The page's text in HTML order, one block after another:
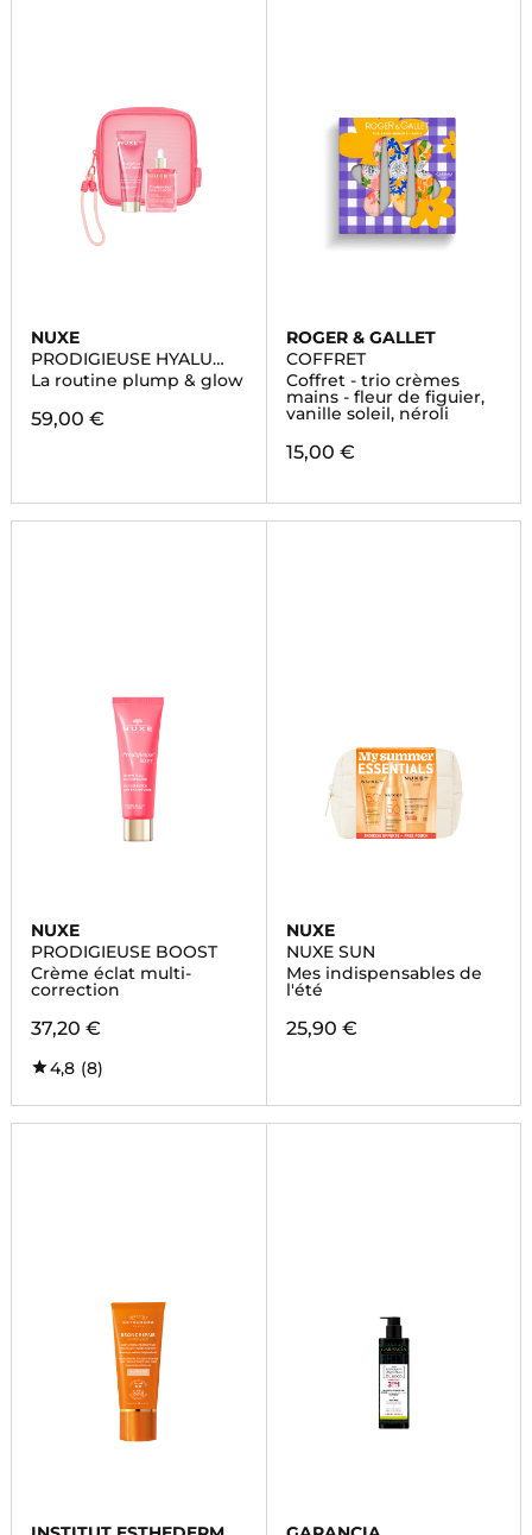
NUXE
PRODIGIEUSE HYALU
BOOST
La routine plump & glow
59,00 €
ROGER & GALLET
COFFRET
Coffret - trio crèmes
mains - fleur de figuier,
vanille soleil, néroli
15,00 €
NUXE
PRODIGIEUSE BOOST
Crème éclat multi-
correction
37,20 €
4,8 (8)
NUXE
NUXE SUN
Mes indispensables de
l'été
25,90 €